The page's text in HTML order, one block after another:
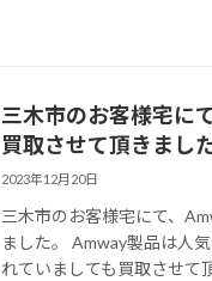
三木市のお客様宅に
買取させて頂きました
2023年12月20日
三木市のお客様宅にて、
ました。 Amway製品は人
れていましても買取させて